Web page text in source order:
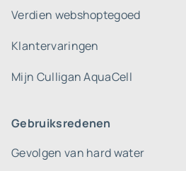
Verdien webshoptegoed
Klantervaringen
Mijn Culligan AquaCell
Gebruiksredenen
Gevolgen van hard water